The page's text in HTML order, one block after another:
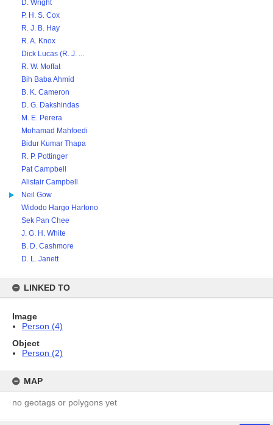
D. Wright
P. H. S. Cox
R. J. B. Hay
R. A. Knox
Dick Lucas (R. J. ...
R. W. Moffat
Bih Baba Ahmid
B. K. Cameron
D. G. Dakshindas
M. E. Perera
Mohamad Mahfoedi
Bidur Kumar Thapa
R. P. Pottinger
Pat Campbell
Alistair Campbell
Neil Gow
Widodo Hargo Hartono
Sek Pan Chee
J. G. H. White
B. D. Cashmore
D. L. Janett
LINKED TO
Image
Person (4)
Object
Person (2)
MAP
no geotags or polygons yet